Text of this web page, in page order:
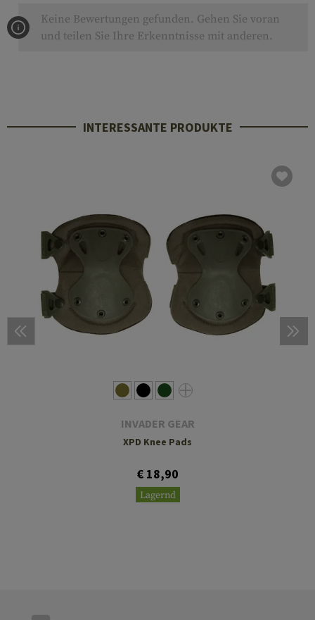
Keine Bewertungen gefunden. Gehen Sie voran
und teilen Sie Ihre Erkenntnisse mit anderen.
INTERESSANTE PRODUKTE
INVADER GEAR
XPD Knee Pads
€ 18,90
Lagernd